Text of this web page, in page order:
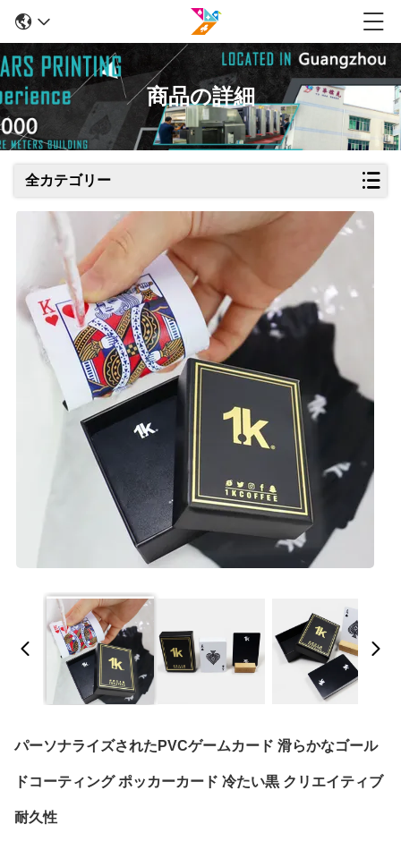
商品の詳細
全カテゴリー
パーソナライズされたPVCゲームカード 滑らかなゴール
ドコーティング ポッカーカード 冷たい黒 クリエイティブ
耐久性